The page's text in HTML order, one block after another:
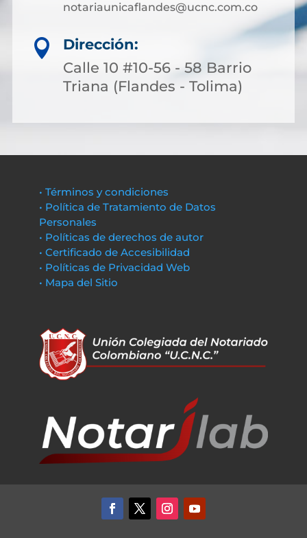
notariaunicaflandes@ucnc.com.co

Dirección:
Calle 10 #10-56 - 58 Barrio
Triana (Flandes - Tolima)
• Términos y condiciones
• Política de Tratamiento de Datos
Personales
• Políticas de derechos de autor
• Certificado de Accesibilidad
• Políticas de Privacidad Web
• Mapa del Sitio